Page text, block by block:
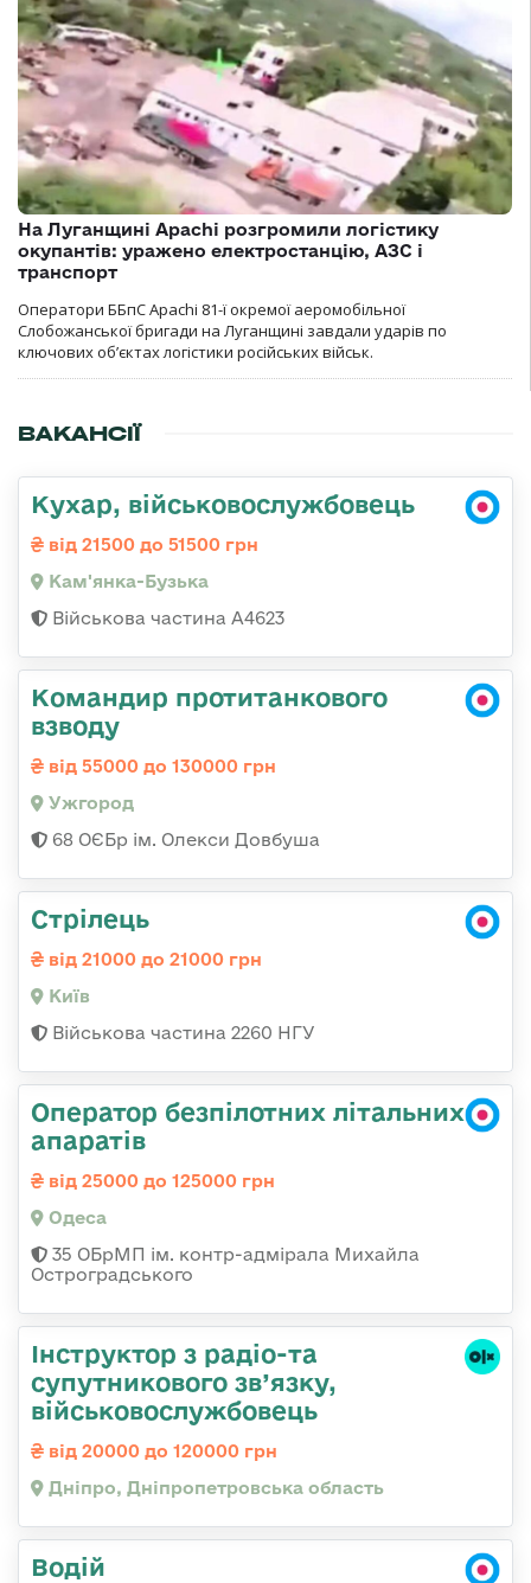
На Луганщині Apachi розгромили логістику
окупантів: уражено електростанцію, АЗС і
транспорт
Оператори ББпС Apachi 81-ї окремої аеромобільної
Слобожанської бригади на Луганщині завдали ударів по
ключових об’єктах логістики російських військ.
ВАКАНСІЇ
Кухар, військовослужбовець
від 21500 до 51500 грн
Кам'янка-Бузька
Військова частина А4623
Командир протитанкового
взводу
від 55000 до 130000 грн
Ужгород
68 ОЄБр ім. Олекси Довбуша
Стрілець
від 21000 до 21000 грн
Київ
Військова частина 2260 НГУ
Оператор безпілотних літальних
апаратів
від 25000 до 125000 грн
Одеса
35 ОБрМП ім. контр-адмірала Михайла
Остроградського
Інструктор з радіо-та
супутникового зв’язку,
військовослужбовець
від 20000 до 120000 грн
Дніпро, Дніпропетровська область
Водій